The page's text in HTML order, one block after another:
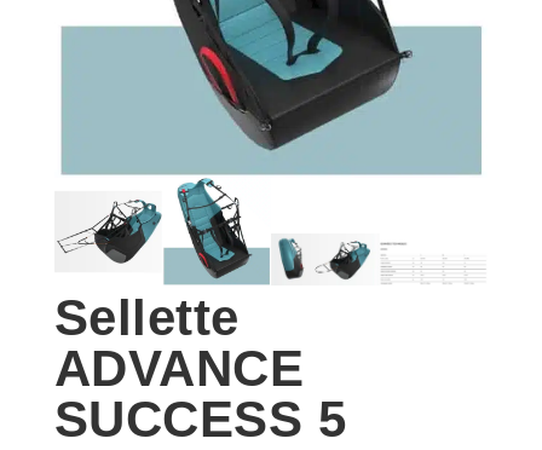
Sellette
ADVANCE
SUCCESS 5